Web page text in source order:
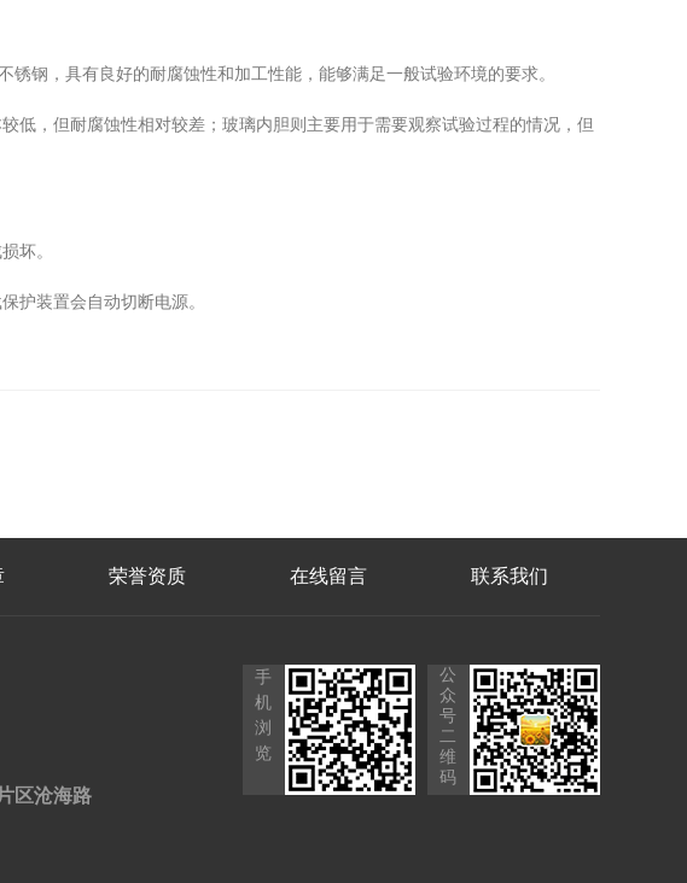
钢，具有良好的耐腐蚀性和加工性能，能够满足一般试验环境的要求。
，但耐腐蚀性相对较差；玻璃内胆则主要用于需要观察试验过程的情况，但
坏。
护装置会自动切断电源。
荣誉资质 在线留言 联系我们
区沧海路
手
机
浏
览
公
众
号
二
维
码